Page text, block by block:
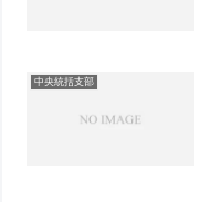
中央統括支部